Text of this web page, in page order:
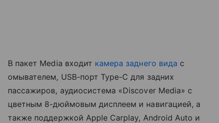
В пакет Media входит камера заднего вида с
омывателем, USB-порт Type-C для задних
пассажиров, аудиосистема «Discover Media» с
цветным 8-дюймовым дисплеем и навигацией, а
также поддержкой Apple Carplay, Android Auto и